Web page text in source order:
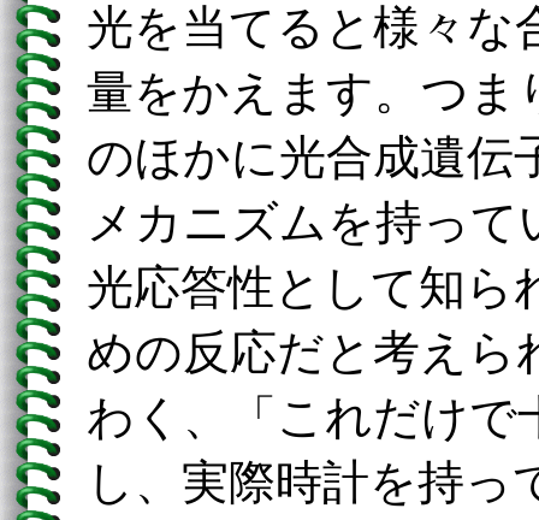
光を当てると様々な
量をかえます。つま
のほかに光合成遺伝
メカニズムを持っ
光応答性として知ら
めの反応だと考えら
わく、「これだけで
し、実際時計を持